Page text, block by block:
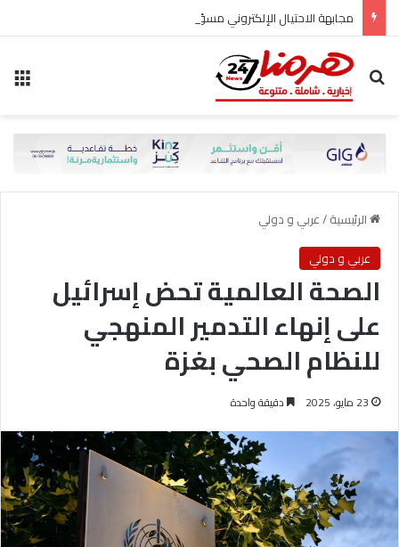
مجابهة الاحتيال الإلكتروني مسؤولية مشتركة
بحث عن
الرئيسية/عربي و دولي
عربي و دولي
الصحة العالمية تحض إسرائيل
على إنهاء التدمير المنهجي
للنظام الصحي بغزة
23 مايو، 2025 دقيقة واحدة